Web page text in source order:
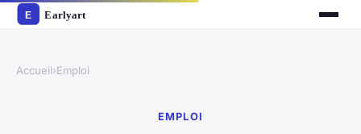
Accueil›Emploi
EMPLOI